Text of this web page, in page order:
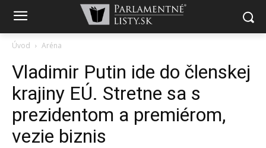
Úvod Aréna
Vladimir Putin ide do členskej
krajiny EÚ. Stretne sa s
prezidentom a premiérom,
vezie biznis